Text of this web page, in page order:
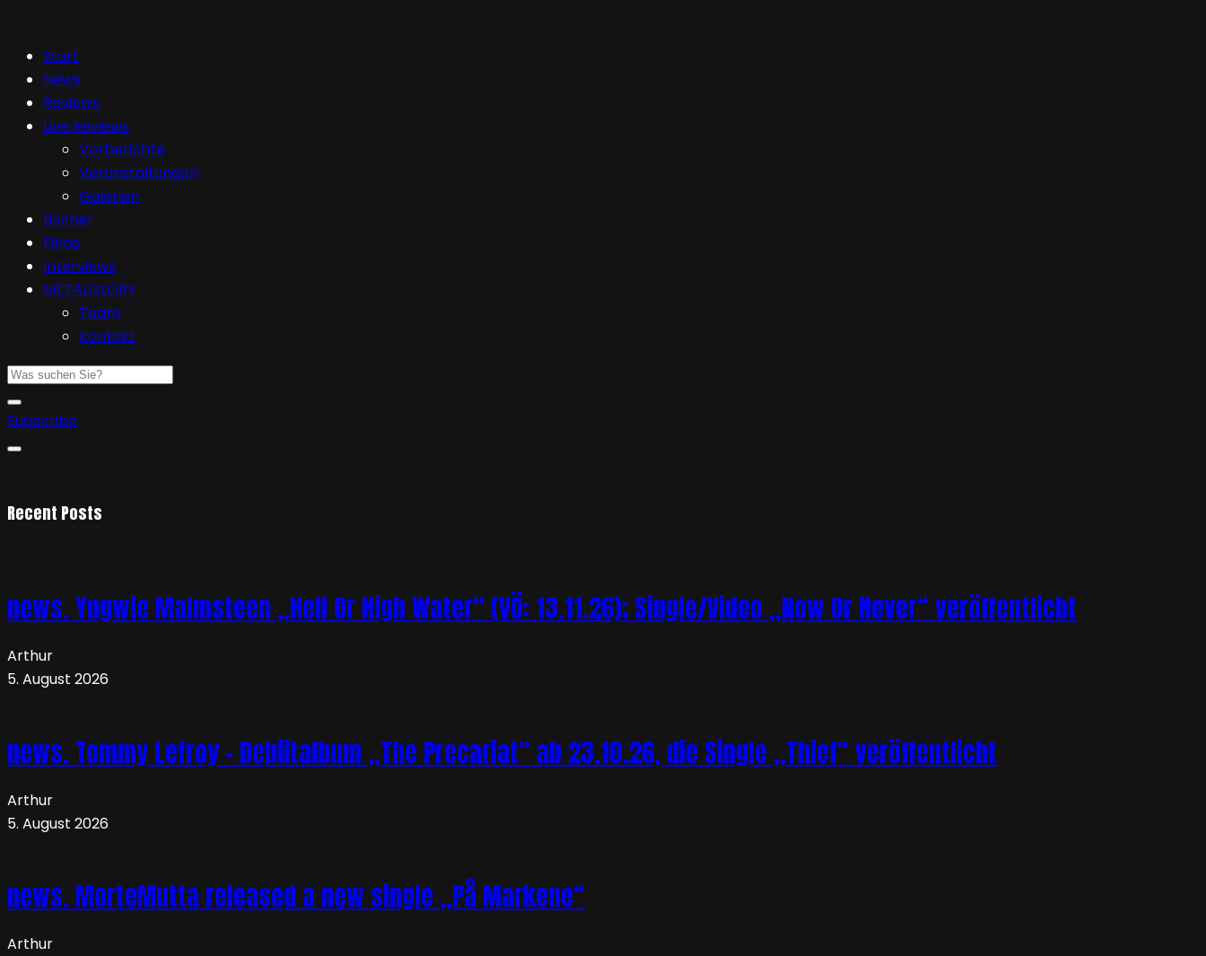
Start
News
Reviews
Live Reviews
Vorberichte
Veranstaltungen
Galerien
Bücher
Filme
Interviews
METALGLORY
Team
Kontakt
Subscribe
Recent Posts
news. Yngwie Malmsteen „Hell Or High Water“ (VÖ: 13.11.26); Single/Video „Now Or Never“ veröffentlicht
Arthur
5. August 2026
news. Tommy Lefroy – Debütalbum „The Precariat“ ab 23.10.26, die Single „Thief“ veröffentlicht
Arthur
5. August 2026
news. MorteMutta released a new single „På Markene“
Arthur